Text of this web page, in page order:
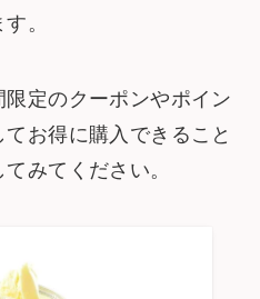
。
定のクーポンやポイン
お得に購入できること
みてください。